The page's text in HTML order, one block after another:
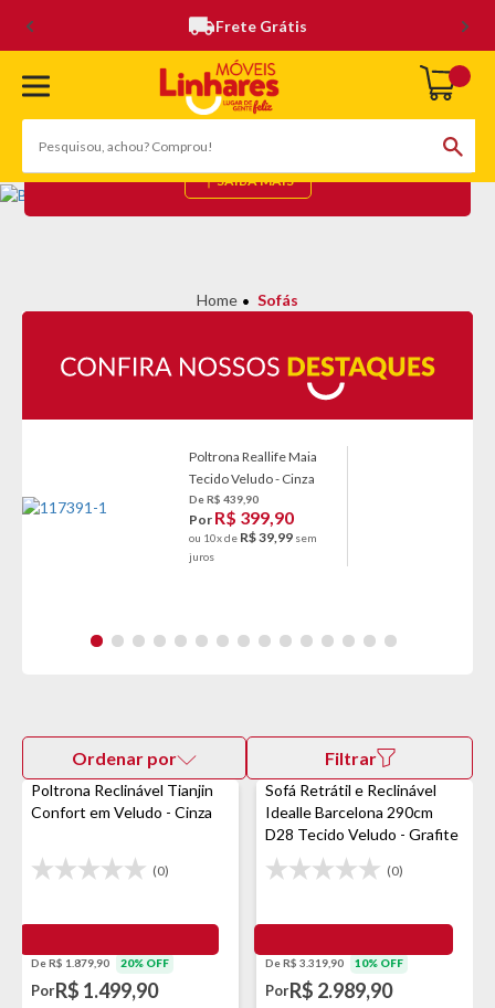
Frete Grátis
SOFÁS
SAIBA MAIS
Sofás
Poltrona Reallife Maia
Tecido Veludo - Cinza
De R$ 439,90
Por R$ 399,90
ou 10x de R$ 39,99 sem
juros
Ordenar por Filtrar
Poltrona Reclinável Tianjin
Confort em Veludo - Cinza
(0)
De R$ 1.879,90 20% OFF
PorR$ 1.499,90
Sofá Retrátil e Reclinável
Idealle Barcelona 290cm
D28 Tecido Veludo - Grafite
(0)
De R$ 3.319,90 10% OFF
PorR$ 2.989,90